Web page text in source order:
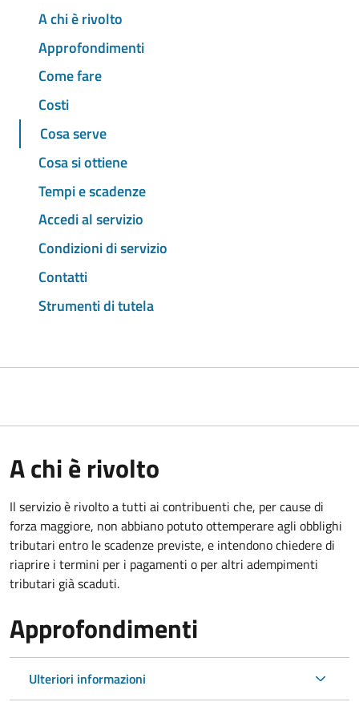
A chi è rivolto
Approfondimenti
Come fare
Costi
Cosa serve
Cosa si ottiene
Tempi e scadenze
Accedi al servizio
Condizioni di servizio
Contatti
Strumenti di tutela
A chi è rivolto
Il servizio è rivolto a tutti ai contribuenti che, per cause di
forza maggiore, non abbiano potuto ottemperare agli obblighi
tributari entro le scadenze previste, e intendono chiedere di
riaprire i termini per i pagamenti o per altri adempimenti
tributari già scaduti.
Approfondimenti
Ulteriori informazioni